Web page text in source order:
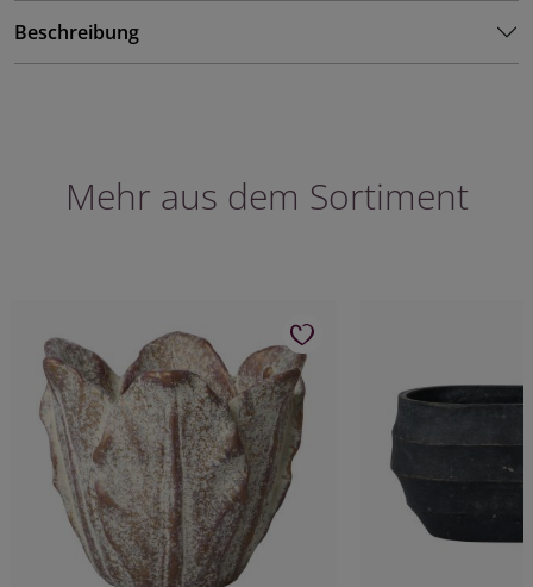
Beschreibung
Mehr aus dem Sortiment